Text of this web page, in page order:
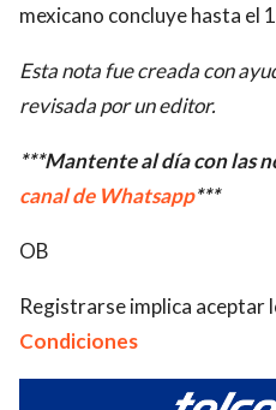
mexicano concluye hasta el
Esta nota fue creada con
revisada por un editor.
***Mantente al día con las
canal de Whatsapp***
OB
Registrarse implica aceptar
Condiciones